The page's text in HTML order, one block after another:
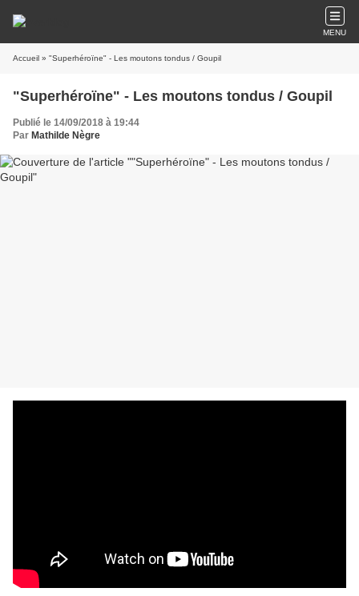
MENU
Accueil » "Superhéroïne" - Les moutons tondus / Goupil
"Superhéroïne" - Les moutons tondus / Goupil
Publié le 14/09/2018 à 19:44
Par Mathilde Nègre